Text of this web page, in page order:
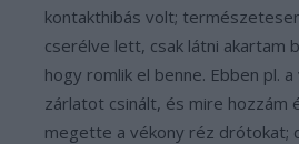
kontakthibás volt;
cserélve lett, csak látni akartam
hogy romlik el benne. Ebben pl.
zárlatot csinált, és mire hozzám
megette a vékony réz drótokat;